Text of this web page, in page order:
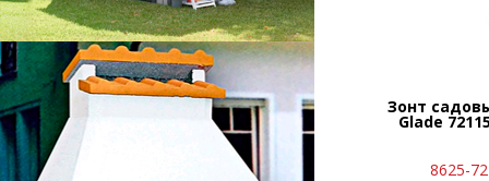
Зонт
Glade
8625-